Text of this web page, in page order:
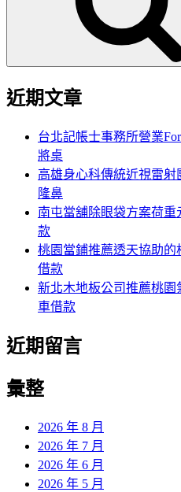
近期文章
台北記帳士事務所營業
將桌
高雄身心科傳統近視雷
隆鼻
南屯當舖除眼袋方案荷
款
桃園當鋪推薦透天協助
借款
新北木地板公司推薦桃
車借款
近期留言
彙整
2026 年 8 月
2026 年 7 月
2026 年 6 月
2026 年 5 月